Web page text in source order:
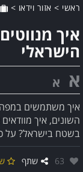
ראשי > אזור וידאו >
איך
הישראלי
א א
איך משתמשים במפה
השונים, איך
בשטח בישראל? על
אהבו:
63 שתף